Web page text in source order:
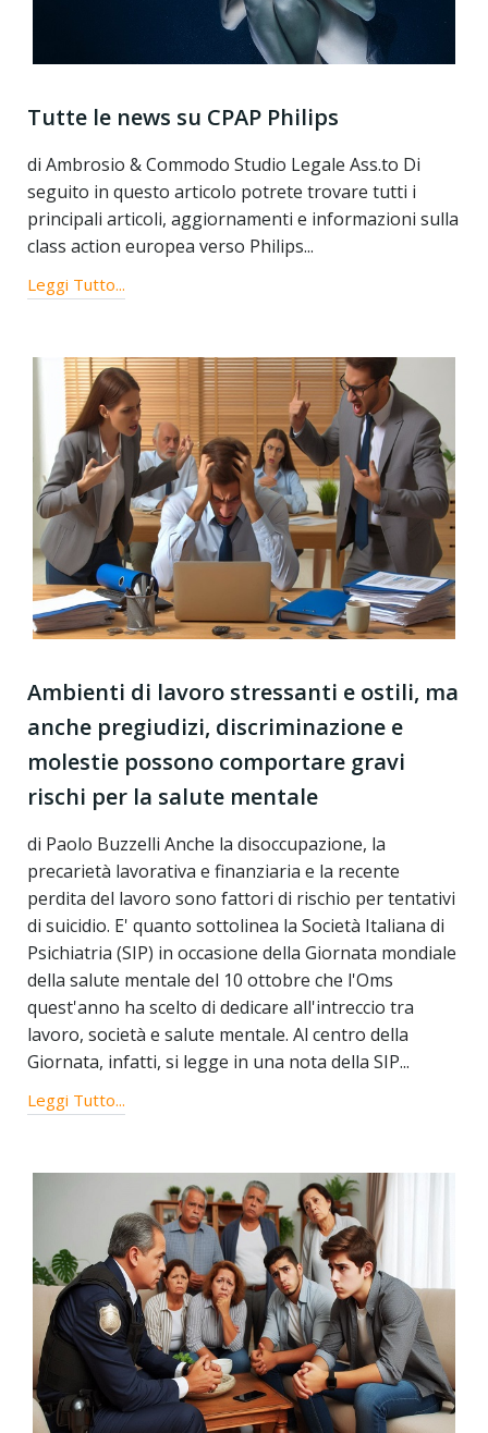
Tutte le news su CPAP Philips
di Ambrosio & Commodo Studio Legale Ass.to Di
seguito in questo articolo potrete trovare tutti i
principali articoli, aggiornamenti e informazioni sulla
class action europea verso Philips...
Leggi Tutto...
Ambienti di lavoro stressanti e ostili, ma
anche pregiudizi, discriminazione e
molestie possono comportare gravi
rischi per la salute mentale
di Paolo Buzzelli Anche la disoccupazione, la
precarietà lavorativa e finanziaria e la recente
perdita del lavoro sono fattori di rischio per tentativi
di suicidio. E' quanto sottolinea la Società Italiana di
Psichiatria (SIP) in occasione della Giornata mondiale
della salute mentale del 10 ottobre che l'Oms
quest'anno ha scelto di dedicare all'intreccio tra
lavoro, società e salute mentale. Al centro della
Giornata, infatti, si legge in una nota della SIP...
Leggi Tutto...